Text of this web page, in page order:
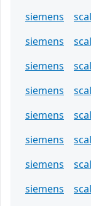
siemens
siemens
siemens
siemens
siemens
siemens
siemens
siemens